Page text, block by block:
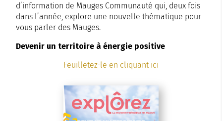
d’information de Mauges Communauté qui, deux fois
dans l’année, explore une nouvelle thématique pour
vous parler des Mauges.
Devenir un territoire à énergie positive
Feuilletez-le en cliquant ici